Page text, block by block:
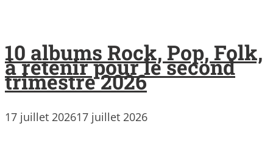
10 albums Rock, Pop, Folk,
à retenir pour le second
trimestre 2026
17 juillet 202617 juillet 2026